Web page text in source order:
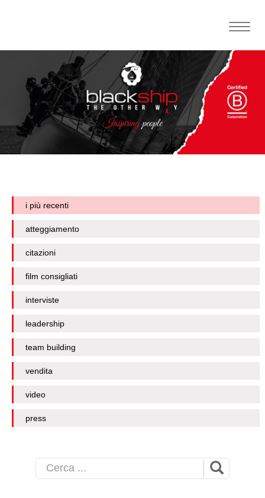
Toggle
i più recenti
atteggiamento
citazioni
film consigliati
interviste
leadership
team building
vendita
video
press